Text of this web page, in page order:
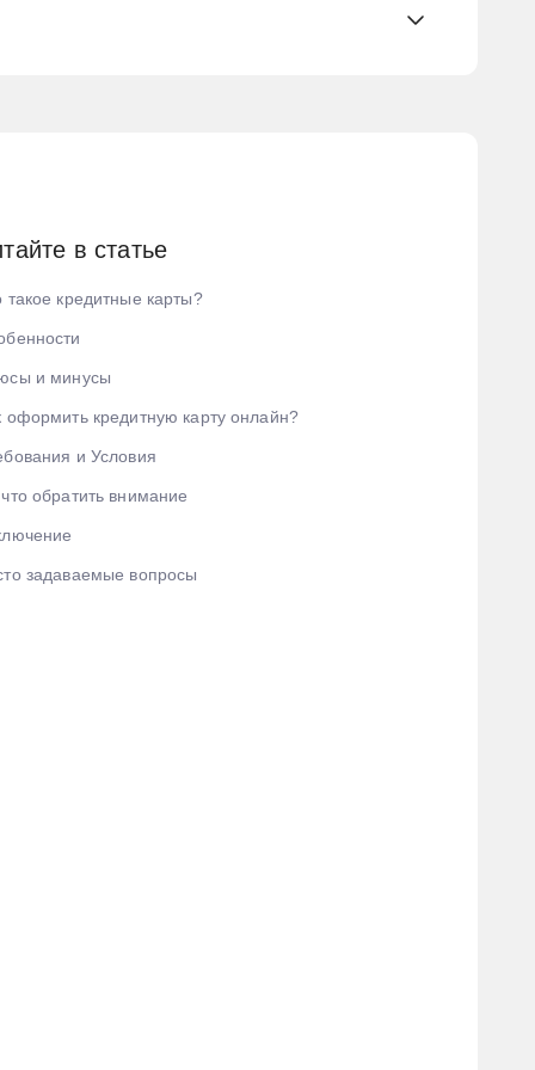
в статье
такое кредитные карты?
и минусы
оформить кредитную карту онлайн?
и Условия
обратить внимание
задаваемые вопросы